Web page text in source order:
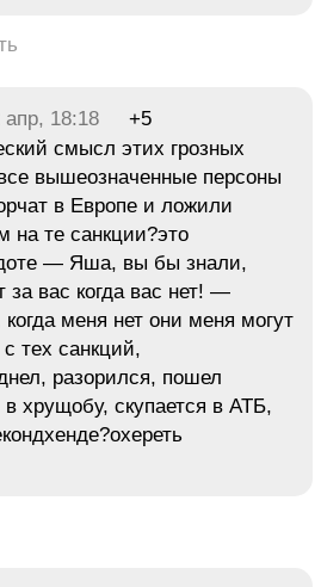
апр, 18:18
+5
смысл этих грозных
вышеозначенные персоны
в Европе и ложили
на те санкции?это
— Яша, вы бы знали,
за вас когда вас нет! —
меня нет они меня могут
тех санкций,
разорился, пошел
хрущобу, скупается в АТБ,